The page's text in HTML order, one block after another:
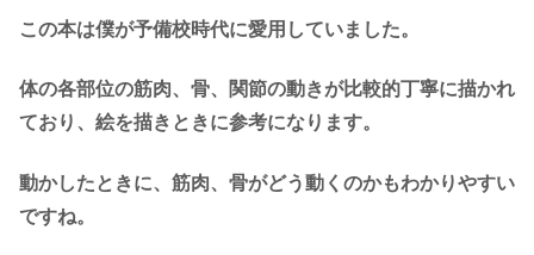
この本は僕が予備校時代に愛用していました。
体の各部位の筋肉、骨、関節の動きが比較的丁寧に描かれ
ており、絵を描きときに参考になります。
動かしたときに、筋肉、骨がどう動くのかもわかりやすい
ですね。